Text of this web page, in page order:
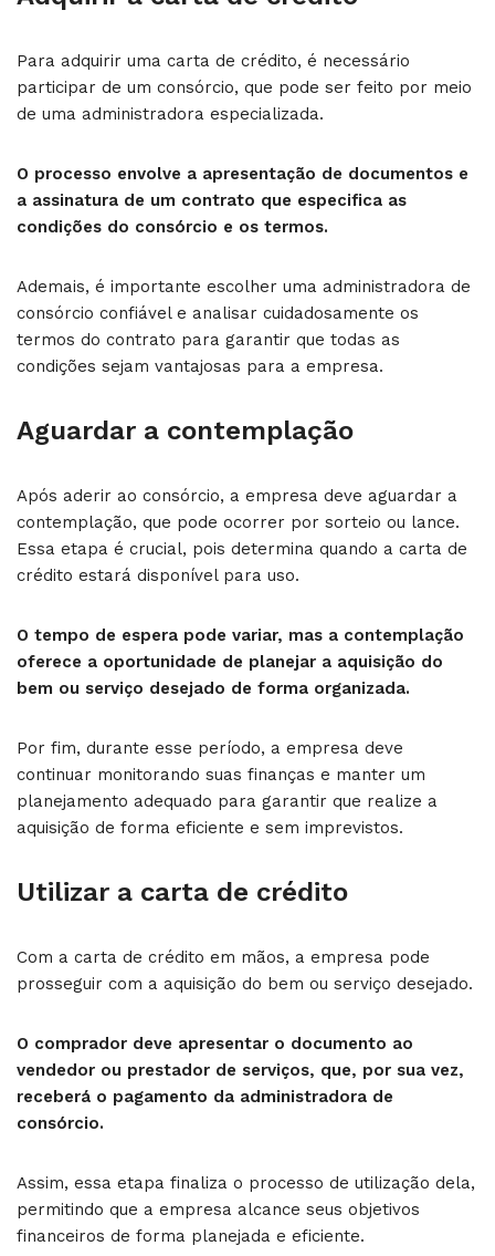
Para adquirir uma carta de crédito, é necessário
participar de um consórcio, que pode ser feito por meio
de uma administradora especializada.
O processo envolve a apresentação de documentos e
a assinatura de um contrato que especifica as
condições do consórcio e os termos.
Ademais, é importante escolher uma administradora de
consórcio confiável e analisar cuidadosamente os
termos do contrato para garantir que todas as
condições sejam vantajosas para a empresa.
Aguardar a contemplação
Após aderir ao consórcio, a empresa deve aguardar a
contemplação, que pode ocorrer por sorteio ou lance.
Essa etapa é crucial, pois determina quando a carta de
crédito estará disponível para uso.
O tempo de espera pode variar, mas a contemplação
oferece a oportunidade de planejar a aquisição do
bem ou serviço desejado de forma organizada.
Por fim, durante esse período, a empresa deve
continuar monitorando suas finanças e manter um
planejamento adequado para garantir que realize a
aquisição de forma eficiente e sem imprevistos.
Utilizar a carta de crédito
Com a carta de crédito em mãos, a empresa pode
prosseguir com a aquisição do bem ou serviço desejado.
O comprador deve apresentar o documento ao
vendedor ou prestador de serviços, que, por sua vez,
receberá o pagamento da administradora de
consórcio.
Assim, essa etapa finaliza o processo de utilização dela,
permitindo que a empresa alcance seus objetivos
financeiros de forma planejada e eficiente.